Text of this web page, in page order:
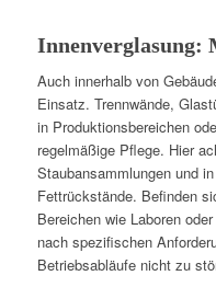
Innenverglasung:
Auch innerhalb von
Einsatz. Trennwände,
in Produktionsbereichen
regelmäßige Pflege. Hier
Staubansammlungen und
Fettrückstände. Befinden
Bereichen wie Laboren
nach spezifischen
Betriebsabläufe nicht zu